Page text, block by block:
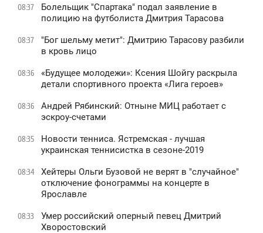
08:37
Болельщик "Спартака" подал заявление в
полицию на футболиста Дмитрия Тарасова
08:37
"Бог шельму метит": Дмитрию Тарасову разбили
в кровь лицо
08:36
«Будущее молодежи»: Ксения Шойгу раскрыла
детали спортивного проекта «Лига героев»
08:36
Андрей Рябинский: Отныне МИЦ работает с
эскроу-счетами
08:35
Новости тенниса. Ястремская - лучшая
украинская теннисистка в сезоне-2019
08:34
Хейтеры Ольги Бузовой не верят в "случайное"
отключение фонограммы на концерте в
Ярославле
08:33
Умер российский оперный певец Дмитрий
Хворостовский